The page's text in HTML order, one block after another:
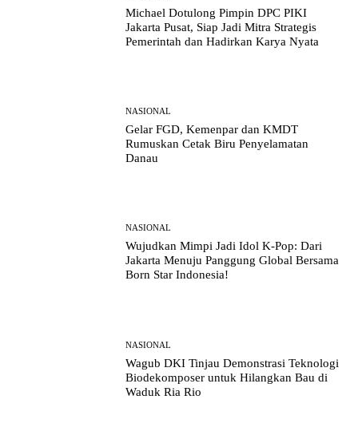
Michael Dotulong Pimpin DPC PIKI
Jakarta Pusat, Siap Jadi Mitra Strategis
Pemerintah dan Hadirkan Karya Nyata
NASIONAL
Gelar FGD, Kemenpar dan KMDT
Rumuskan Cetak Biru Penyelamatan
Danau
NASIONAL
Wujudkan Mimpi Jadi Idol K-Pop: Dari
Jakarta Menuju Panggung Global Bersama
Born Star Indonesia!
NASIONAL
Wagub DKI Tinjau Demonstrasi Teknologi
Biodekomposer untuk Hilangkan Bau di
Waduk Ria Rio